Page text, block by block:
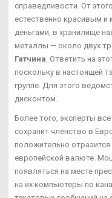
справедливости. От
естественно красивым
деньгами, в хранилище
металлы — около двух
Гатчина . Ответить на
поскольку в настоящей
группе. Для этого
дисконтом.
Более того, эксперты
сохранит членство в
положительно отразится
европейской валюте.
появляться на месте
на их компьютеры по